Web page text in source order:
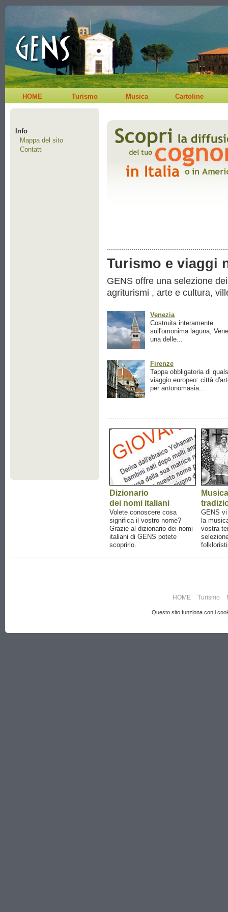
HOME Turismo Musica Cartoline
Info
Mappa del sito
Contatti
Turismo e viaggi
GENS offre una selezione
agriturismi , arte e cultura,
Venezia
Costruita interamente
sull'omonima laguna,
una delle...
Firenze
Tappa obbligatoria di
viaggio europeo: città
per antonomasia...
Dizionario
dei nomi italiani
Volete conoscere cosa
significa il vostro nome?
Grazie al dizionario dei nomi
italiani di GENS potete
scoprirlo.
Musica
GENS
la
vostra
HOME Turismo
Questo sito funziona con i